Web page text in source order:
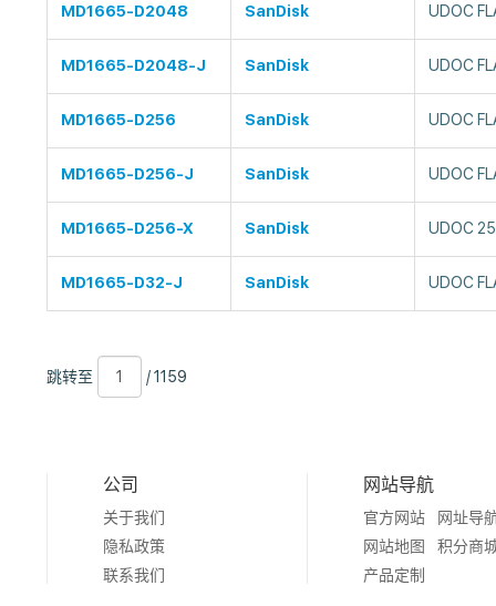
MD1665-D2048 SanDisk UDOC
MD1665-D2048-J SanDisk UDOC
MD1665-D256 SanDisk UDOC
MD1665-D256-J SanDisk UDOC
MD1665-D256-X SanDisk UDOC
MD1665-D32-J SanDisk UDOC
跳
转
跳转至
1159
/ 1159
公司
关于我们
隐私政策
联系我们
网站导航
官方网站
网址导
网站地图
积分商
产品定制